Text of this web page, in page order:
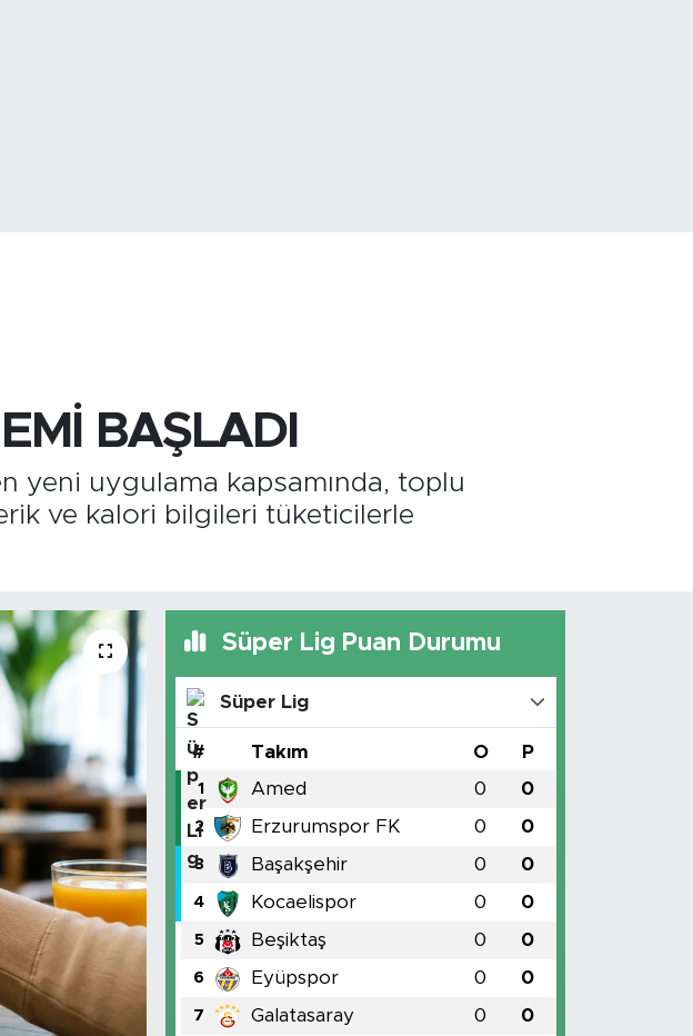
BAŞLADI
yeni uygulama kapsamında, toplu
ve kalori bilgileri tüketicilerle
Süper Lig Puan Durumu
Süper Lig
# Takım O P
1 Amed 0 0
2 Erzurumspor FK 0 0
3 Başakşehir 0 0
4 Kocaelispor 0 0
5 Beşiktaş 0 0
6 Eyüpspor 0 0
7 Galatasaray 0 0